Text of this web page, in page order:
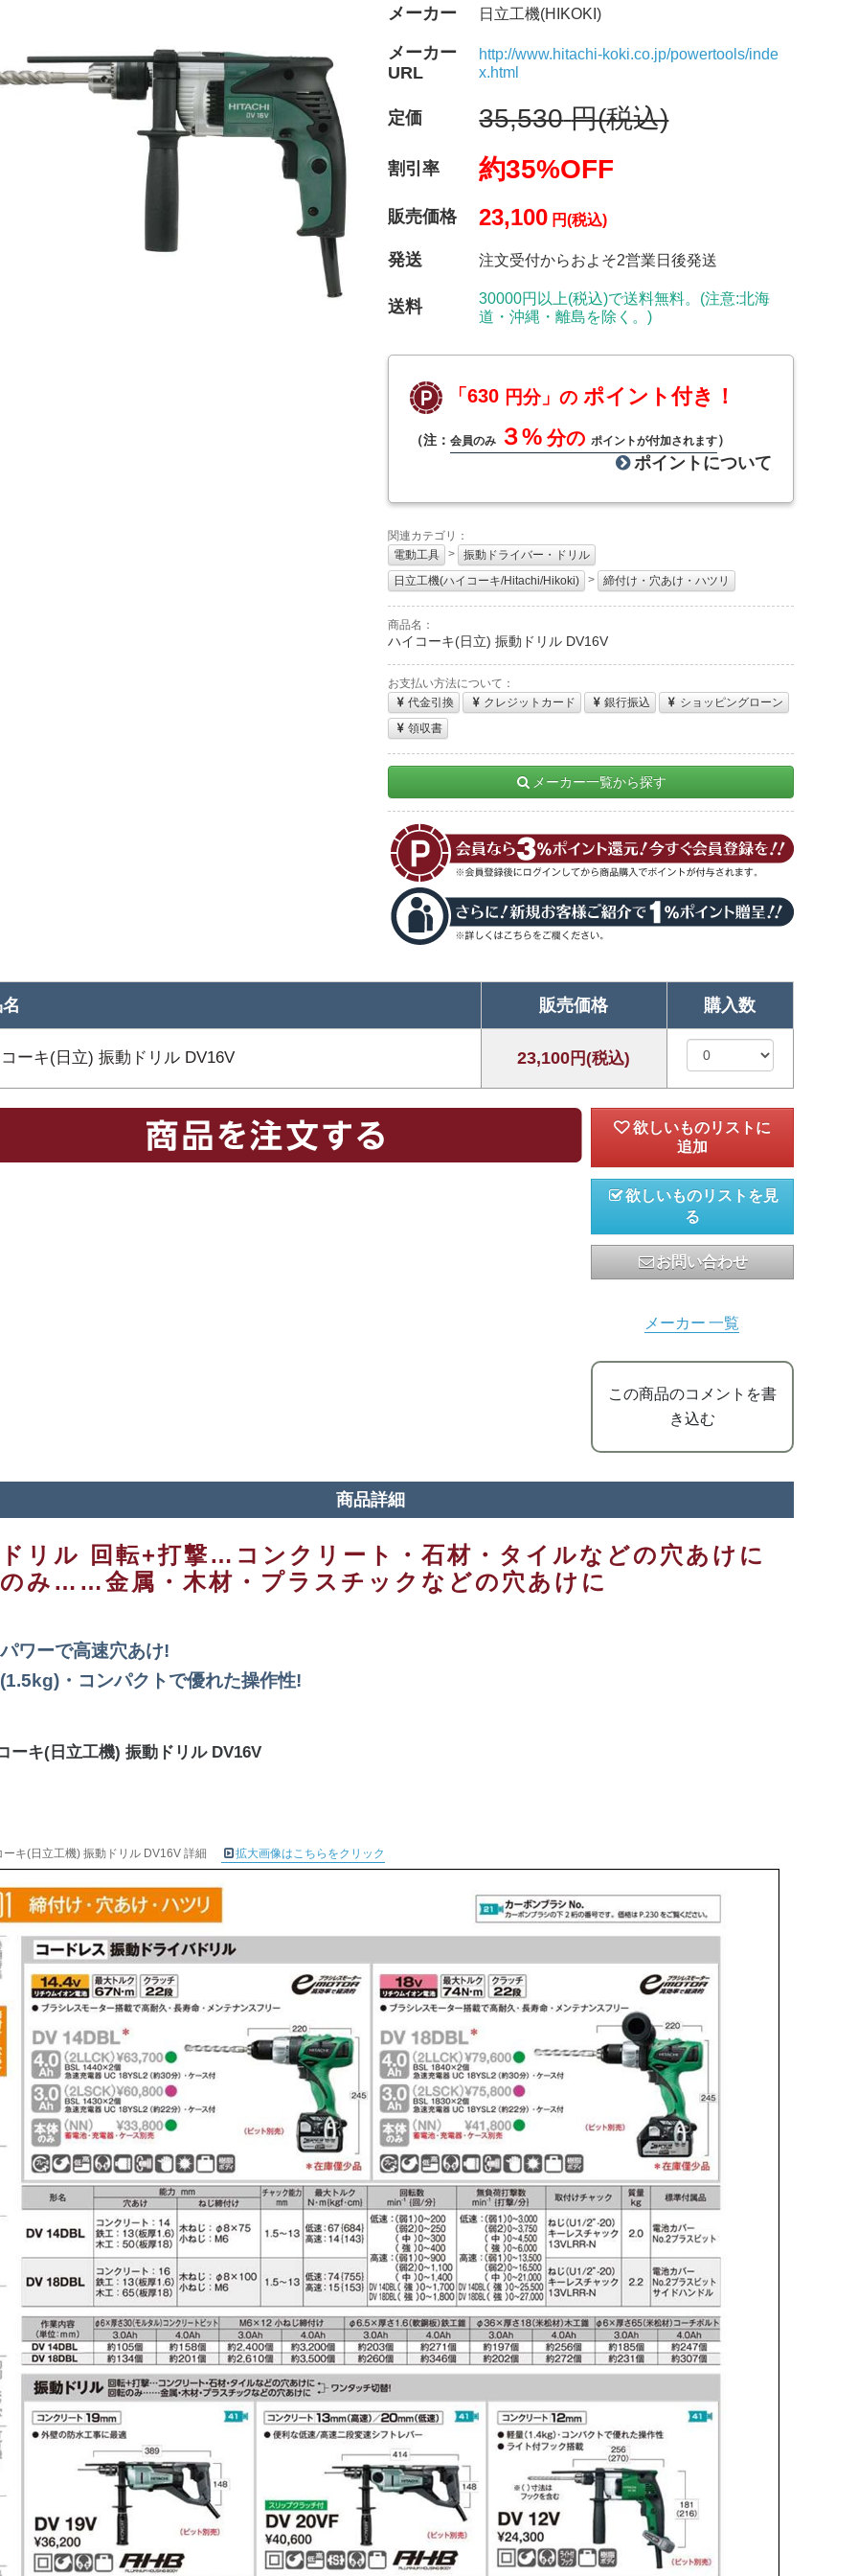
メーカー 日立工機(HIKOKI)
メーカー
URL
http://www.hitachi-koki.co.jp/powertools/inde
x.html
定価 35,530 円(税込)
割引率 約35%OFF
販売価格 23,100 円(税込)
発送 注文受付からおよそ2営業日後発送
送料
30000円以上(税込)で送料無料。(注意:北海
道・沖縄・離島を除く。)
「630 円分」のポイント付き！
（注： 会員のみ ３% 分のポイントが付加されます）
ポイントについて
関連カテゴリ：
電動工具
>
振動ドライバー・ドリル
日立工機(ハイコーキ/Hitachi/Hikoki)
> 締付け・穴あけ・ハツリ
商品名：
ハイコーキ(日立) 振動ドリル DV16V
お支払い方法について：
代金引換
クレジットカード 銀行振込
ショッピングローン
領収書
メーカー一覧から探す
販売価格 購入数
ーキ(日立) 振動ドリル DV16V 23,100円(税込)
欲しいものリストを見
る
お問い合わせ
メーカー 一覧
この商品のコメントを書
き込む
商品詳細
リル 回転+打撃…コンクリート・石材・タイルなどの穴あけに
み……金属・木材・プラスチックなどの穴あけに
ワーで高速穴あけ!
・コンパクトで優れた操作性!
ーキ(日立工機) 振動ドリル DV16V
ーキ(日立工機) 振動ドリル DV16V 詳細 拡大画像はこちらをクリック